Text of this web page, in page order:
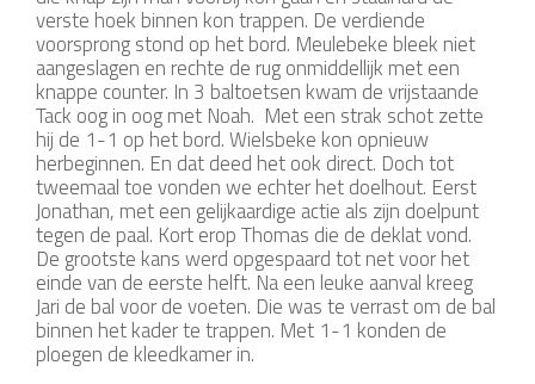
verste hoek binnen kon trappen. De verdiende
voorsprong stond op het bord. Meulebeke bleek niet
aangeslagen en rechte de rug onmiddellijk met een
knappe counter. In 3 baltoetsen kwam de vrijstaande
Tack oog in oog met Noah. Met een strak schot zette
hij de 1-1 op het bord. Wielsbeke kon opnieuw
herbeginnen. En dat deed het ook direct. Doch tot
tweemaal toe vonden we echter het doelhout. Eerst
Jonathan, met een gelijkaardige actie als zijn doelpunt
tegen de paal. Kort erop Thomas die de deklat vond.
De grootste kans werd opgespaard tot net voor het
einde van de eerste helft. Na een leuke aanval kreeg
Jari de bal voor de voeten. Die was te verrast om de bal
binnen het kader te trappen. Met 1-1 konden de
ploegen de kleedkamer in.